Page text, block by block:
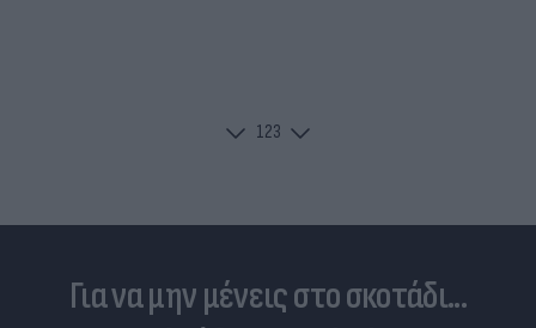
123
Για να μην μένεις στο σκοτάδι...